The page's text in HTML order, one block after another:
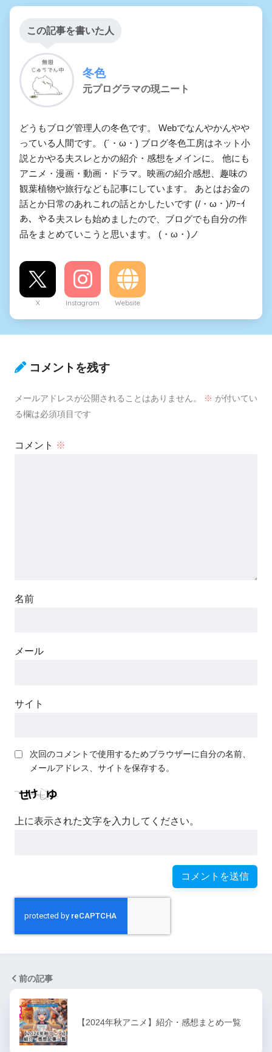
この記事を書いた人
冬色
元プログラマの現ニート
どうもブログ管理人の冬色です。 Webでなんやかんやや
っている人間です。 (´・ω・) ブログ冬色工房はネット小
説とかやる夫スレとかの紹介・感想をメインに。 他にも
アニメ・漫画・動画・ドラマ。映画の紹介感想、趣味の
観葉植物や旅行なども記事にしています。 あとはお金の
話とか日常のあれこれの話とかしたいです (/・ω・)/ﾜｰｲ
あ、やる夫スレも始めましたので、ブログでも自分の作
品をまとめていこうと思います。 (・ω・)ノ
X Instagram Website
コメントを残す
メールアドレスが公開されることはありません。 ※ が付いてい
る欄は必須項目です
コメント ※
名前
メール
サイト
次回のコメントで使用するためブラウザーに自分の名前、
メールアドレス、サイトを保存する。
上に表示された文字を入力してください。
前の記事
【2024年秋アニメ】紹介・感想まとめ一覧